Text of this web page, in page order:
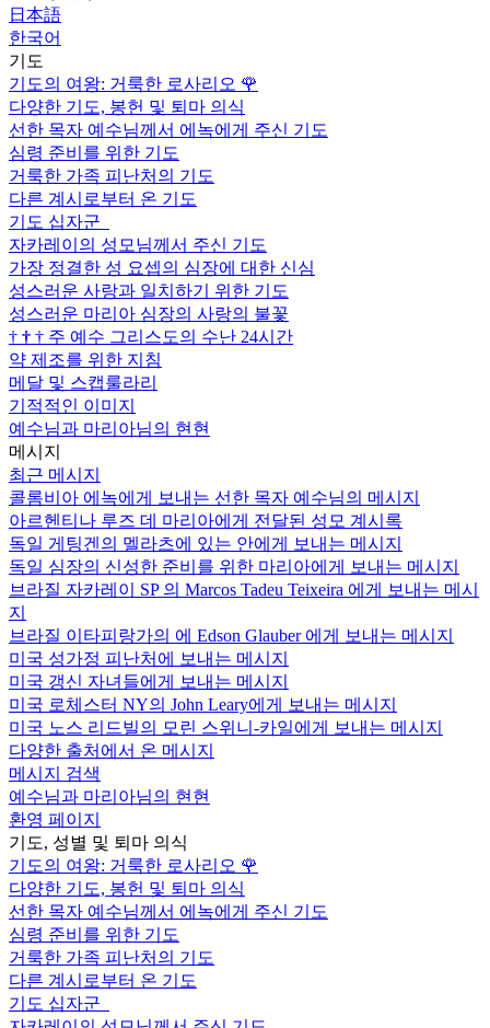
日本語
한국어
기도
기도의 여왕: 거룩한 로사리오 🌹
다양한 기도, 봉헌 및 퇴마 의식
선한 목자 예수님께서 에녹에게 주신 기도
심령 준비를 위한 기도
거룩한 가족 피난처의 기도
다른 계시로부터 온 기도
기도 십자군
자카레이의 성모님께서 주신 기도
가장 정결한 성 요셉의 심장에 대한 신심
성스러운 사랑과 일치하기 위한 기도
성스러운 마리아 심장의 사랑의 불꽃
† † † 주 예수 그리스도의 수난 24시간
약 제조를 위한 지침
메달 및 스캡룰라리
기적적인 이미지
예수님과 마리아님의 현현
메시지
최근 메시지
콜롬비아 에녹에게 보내는 선한 목자 예수님의 메시지
아르헨티나 루즈 데 마리아에게 전달된 성모 계시록
독일 게팅겐의 멜라츠에 있는 안에게 보내는 메시지
독일 심장의 신성한 준비를 위한 마리아에게 보내는 메시지
브라질 자카레이 SP 의 Marcos Tadeu Teixeira 에게 보내는 메시
지
브라질 이타피랑가의 에 Edson Glauber 에게 보내는 메시지
미국 성가정 피난처에 보내는 메시지
미국 갱신 자녀들에게 보내는 메시지
미국 로체스터 NY의 John Leary에게 보내는 메시지
미국 노스 리드빌의 모린 스위니-카일에게 보내는 메시지
다양한 출처에서 온 메시지
메시지 검색
예수님과 마리아님의 현현
환영 페이지
기도, 성별 및 퇴마 의식
기도의 여왕: 거룩한 로사리오 🌹
다양한 기도, 봉헌 및 퇴마 의식
선한 목자 예수님께서 에녹에게 주신 기도
심령 준비를 위한 기도
거룩한 가족 피난처의 기도
다른 계시로부터 온 기도
기도 십자군